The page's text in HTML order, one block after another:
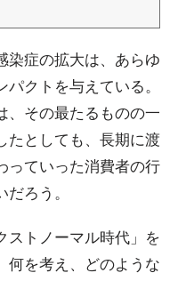
染症の拡大は、あらゆ
クトを与えている。
、その最たるものの一
たとしても、長期に渡
っていった消費者の行
ろう。
ストノーマル時代」を
何を考え、どのような